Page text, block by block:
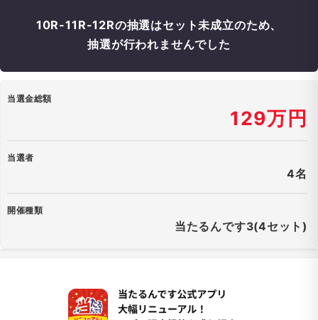
10R-11R-12Rの抽選はセット未成立のため、
抽選が行われませんでした
当選金総額
129万円
当選者
4名
開催種類
当たるんです3(4セット)